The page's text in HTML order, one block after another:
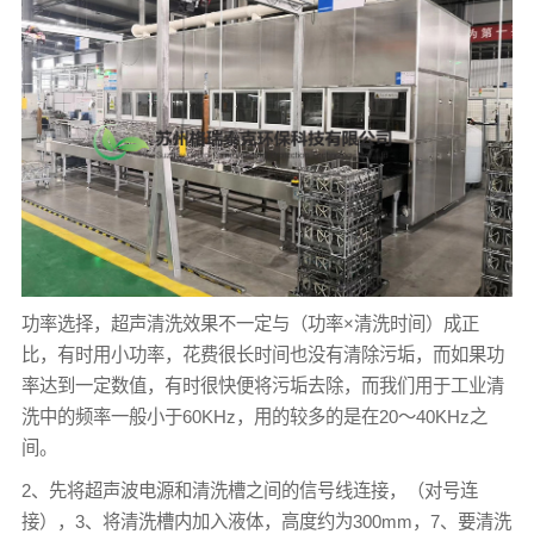
功率选择，超声清洗效果不一定与（功率×清洗时间）成正
比，有时用小功率，花费很长时间也没有清除污垢，而如果功
率达到一定数值，有时很快便将污垢去除，而我们用于工业清
洗中的频率一般小于60KHz，用的较多的是在20～40KHz之
间。
2、先将超声波电源和清洗槽之间的信号线连接，（对号连
接），3、将清洗槽内加入液体，高度约为300mm，7、要清洗